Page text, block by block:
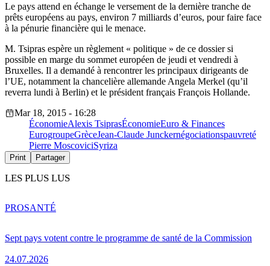
Le pays attend en échange le versement de la dernière tranche de
prêts européens au pays, environ 7 milliards d’euros, pour faire face
à la pénurie financière qui le menace.
M. Tsipras espère un règlement « politique » de ce dossier si
possible en marge du sommet européen de jeudi et vendredi à
Bruxelles. Il a demandé à rencontrer les principaux dirigeants de
l’UE, notamment la chancelière allemande Angela Merkel (qu’il
reverra lundi à Berlin) et le président français François Hollande.
Mar 18, 2015 - 16:28
ÉconomieAlexis TsiprasÉconomieEuro & Finances
EurogroupeGrèceJean-Claude Junckernégociationspauvreté
Pierre MoscoviciSyriza
Print Partager
LES PLUS LUS
Sept pays votent contre le programme de santé de la Commission
24.07.2026
PROSANTÉ